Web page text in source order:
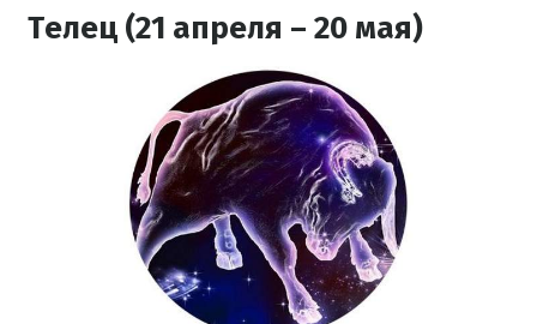
Телец (21 апреля – 20 мая)